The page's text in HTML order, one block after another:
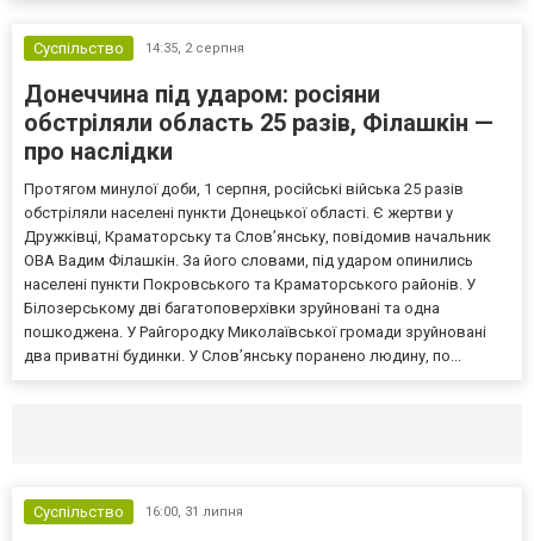
Суспільство 14:35, 2 серпня
Донеччина під ударом: росіяни
обстріляли область 25 разів, Філашкін —
про наслідки
Протягом минулої доби, 1 серпня, російські війська 25 разів
обстріляли населені пункти Донецької області. Є жертви у
Дружківці, Краматорську та Слов’янську, повідомив начальник
ОВА Вадим Філашкін. За його словами, під ударом опинились
населені пункти Покровського та Краматорського районів. У
Білозерському дві багатоповерхівки зруйновані та одна
пошкоджена. У Райгородку Миколаївської громади зруйновані
два приватні будинки. У Слов’янську поранено людину, по...
Суспільство 16:00, 31 липня